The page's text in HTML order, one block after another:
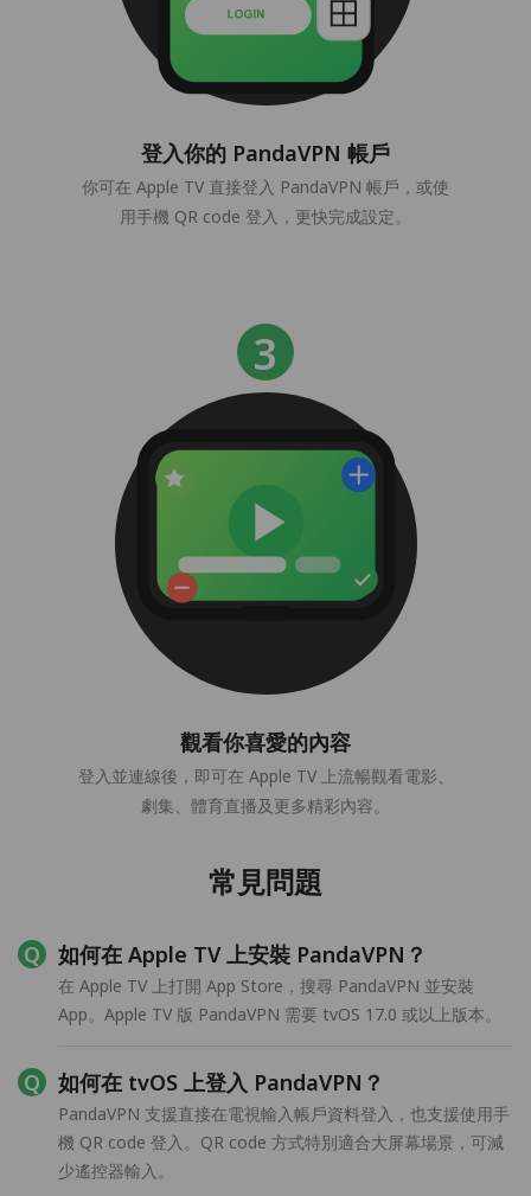
登入你的 PandaVPN 帳戶
你可在 Apple TV 直接登入 PandaVPN 帳戶，或使
用手機 QR code 登入，更快完成設定。
觀看你喜愛的內容
登入並連線後，即可在 Apple TV 上流暢觀看電影、
劇集、體育直播及更多精彩內容。
常見問題
如何在 Apple TV 上安裝 PandaVPN？
在 Apple TV 上打開 App Store，搜尋 PandaVPN 並安裝
App。Apple TV 版 PandaVPN 需要 tvOS 17.0 或以上版本。
如何在 tvOS 上登入 PandaVPN？
PandaVPN 支援直接在電視輸入帳戶資料登入，也支援使用手
機 QR code 登入。QR code 方式特別適合大屏幕場景，可減
少遙控器輸入。